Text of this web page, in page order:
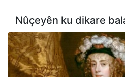
Nûçeyên ku dikare